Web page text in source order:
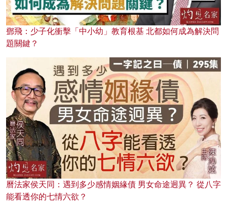
鄧飛：少子化衝擊「中小幼」教育根基 北都如何成為解決問
題關鍵？
曆法家侯天同：遇到多少感情姻緣債 男女命途迥異？ 從八字
能看透你的七情六欲？